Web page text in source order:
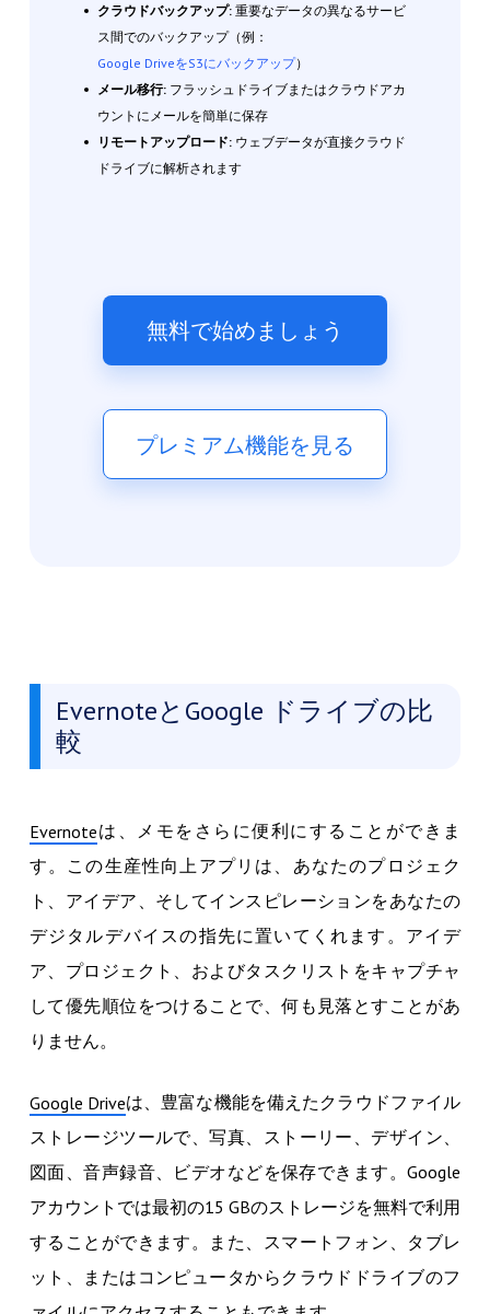
クラウドバックアップ:重要なデータの異なるサービ
ス間でのバックアップ（例：
Google DriveをS3にバックアップ）
メール移行:フラッシュドライブまたはクラウドアカ
ウントにメールを簡単に保存
リモートアップロード:ウェブデータが直接クラウド
ドライブに解析されます
無料で始めましょう
プレミアム機能を見る
EvernoteとGoogle ドライブの比
較
Evernoteは、メモをさらに便利にすることができま
す。この生産性向上アプリは、あなたのプロジェク
ト、アイデア、そしてインスピレーションをあなたの
デジタルデバイスの指先に置いてくれます。アイデ
ア、プロジェクト、およびタスクリストをキャプチャ
して優先順位をつけることで、何も見落とすことがあ
りません。
Google Driveは、豊富な機能を備えたクラウドファイル
ストレージツールで、写真、ストーリー、デザイン、
図面、音声録音、ビデオなどを保存できます。Google
アカウントでは最初の15 GBのストレージを無料で利用
することができます。また、スマートフォン、タブレ
ット、またはコンピュータからクラウドドライブのフ